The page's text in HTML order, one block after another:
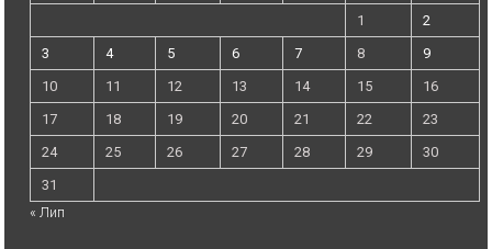
1
2
3
4 5 6 7 8
9
10
11 12 13 14 15
16
17
18 19 20 21 22
23
24
25 26 27 28 29
30
31
« Лип